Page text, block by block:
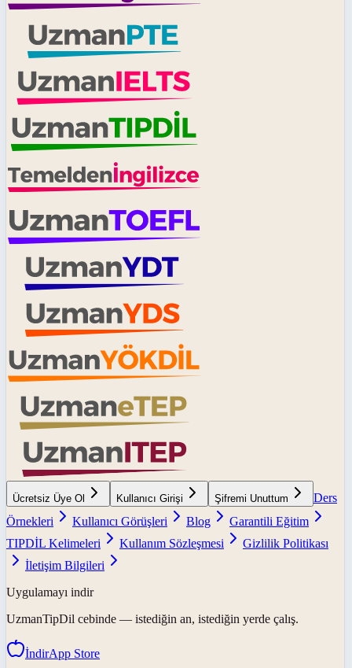
Ücretsiz Üye Ol Kullanıcı Girişi Şifremi Unuttum
Ders
Örnekleri
Kullanıcı Görüşleri Blog
Garantili Eğitim
TIPDİL Kelimeleri
Kullanım Sözleşmesi
Gizlilik Politikası
İletişim Bilgileri
Uygulamayı indir
UzmanTipDil cebinde — istediğin an, istediğin yerde çalış.
İndirApp Store